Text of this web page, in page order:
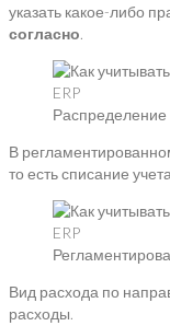
указать какое-либо
согласно.
Распределение
В
то есть списание
Вид расхода по
расходы.